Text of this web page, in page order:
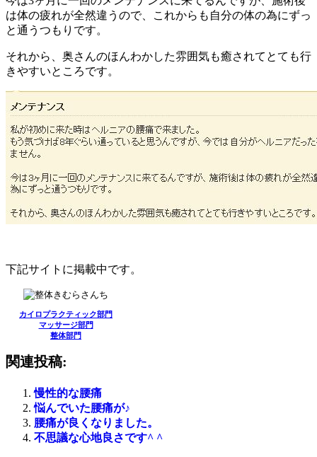
は体の疲れが全然違うので、これからも自分の体の為にずっ
と通うつもりです。
それから、奥さんのほんわかした雰囲気も癒されてとても行
きやすいところです。
下記サイトに掲載中です。
カイロプラクティック部門
マッサージ部門
整体部門
関連投稿:
慢性的な腰痛
悩んでいた腰痛が♪
腰痛が良くなりました。
不思議な心地良さです^ ^